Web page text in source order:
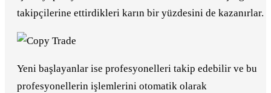
takipçilerine ettirdikleri karın bir yüzdesini de kazanırlar.
Yeni başlayanlar ise profesyonelleri takip edebilir ve bu
profesyonellerin işlemlerini otomatik olarak